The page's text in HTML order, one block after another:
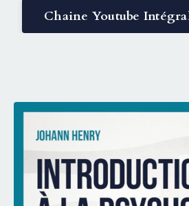
Chaine Youtube